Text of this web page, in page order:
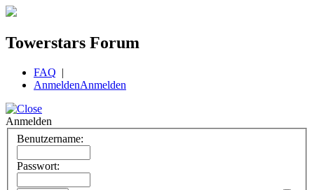
Towerstars Forum
FAQ |
AnmeldenAnmelden
Anmelden
Benutzername:
Passwort: